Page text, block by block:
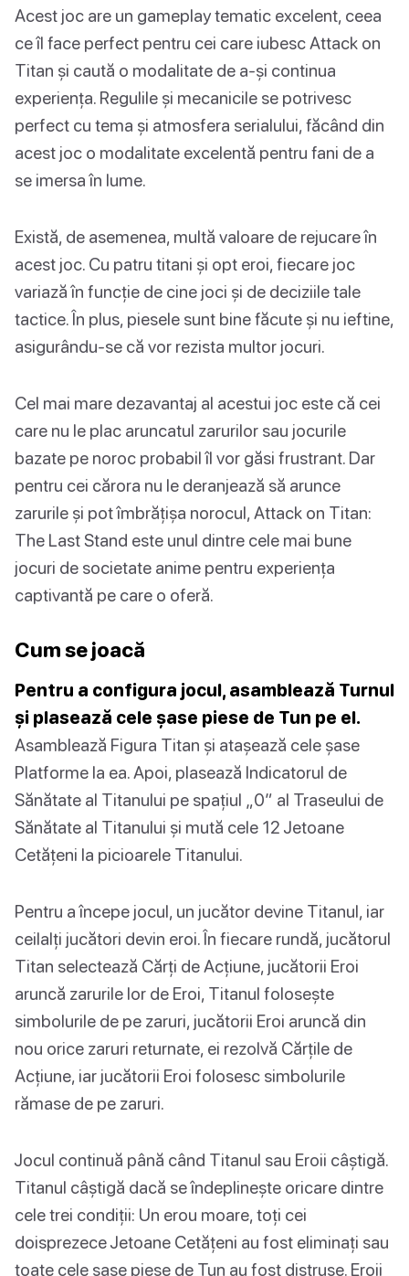
Acest joc are un gameplay tematic excelent, ceea
ce îl face perfect pentru cei care iubesc Attack on
Titan și caută o modalitate de a-și continua
experiența. Regulile și mecanicile se potrivesc
perfect cu tema și atmosfera serialului, făcând din
acest joc o modalitate excelentă pentru fani de a
se imersa în lume.
Există, de asemenea, multă valoare de rejucare în
acest joc. Cu patru titani și opt eroi, fiecare joc
variază în funcție de cine joci și de deciziile tale
tactice. În plus, piesele sunt bine făcute și nu ieftine,
asigurându-se că vor rezista multor jocuri.
Cel mai mare dezavantaj al acestui joc este că cei
care nu le plac aruncatul zarurilor sau jocurile
bazate pe noroc probabil îl vor găsi frustrant. Dar
pentru cei cărora nu le deranjează să arunce
zarurile și pot îmbrățișa norocul, Attack on Titan:
The Last Stand este unul dintre cele mai bune
jocuri de societate anime pentru experiența
captivantă pe care o oferă.
Cum se joacă
Pentru a configura jocul, asamblează Turnul
și plasează cele șase piese de Tun pe el.
Asamblează Figura Titan și atașează cele șase
Platforme la ea. Apoi, plasează Indicatorul de
Sănătate al Titanului pe spațiul „0” al Traseului de
Sănătate al Titanului și mută cele 12 Jetoane
Cetățeni la picioarele Titanului.
Pentru a începe jocul, un jucător devine Titanul, iar
ceilalți jucători devin eroi. În fiecare rundă, jucătorul
Titan selectează Cărți de Acțiune, jucătorii Eroi
aruncă zarurile lor de Eroi, Titanul folosește
simbolurile de pe zaruri, jucătorii Eroi aruncă din
nou orice zaruri returnate, ei rezolvă Cărțile de
Acțiune, iar jucătorii Eroi folosesc simbolurile
rămase de pe zaruri.
Jocul continuă până când Titanul sau Eroii câștigă.
Titanul câștigă dacă se îndeplinește oricare dintre
cele trei condiții: Un erou moare, toți cei
doisprezece Jetoane Cetățeni au fost eliminați sau
toate cele șase piese de Tun au fost distruse. Eroii